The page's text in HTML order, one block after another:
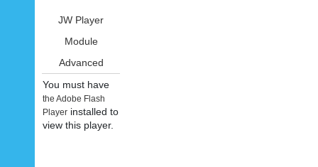
JW Player
Module
Advanced
You must have
the Adobe Flash
Player installed to
view this player.